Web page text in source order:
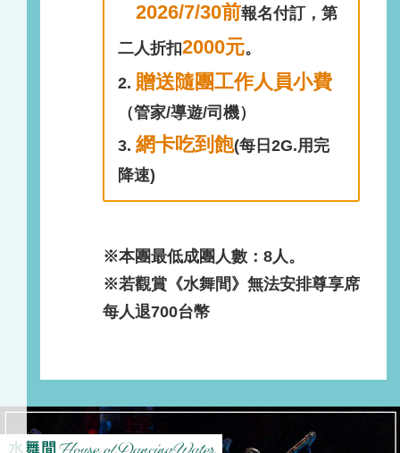
2026/7/30前報名付訂，第
二人折扣2000元。
2. 贈送隨團工作人員小費
（管家/導遊/司機）
3. 網卡吃到飽(每日2G.用完
降速)
※本團最低成團人數：8人。
※若觀賞《水舞間》無法安排尊享席
每人退700台幣